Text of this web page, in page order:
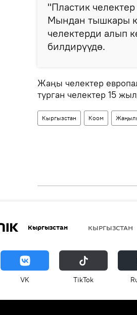
"Пластик
Мындан тышкары
челектерди алып
билдирүүдө.
Жаңы челектер
турган челектер 15
Кыргызстан Коом
Кыргызстан КЫРГЫЗСТАН
VK ТikТоk